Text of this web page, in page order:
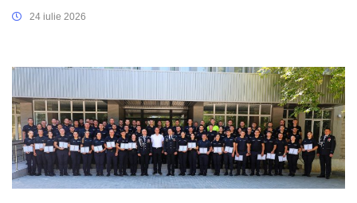
24 iulie 2026